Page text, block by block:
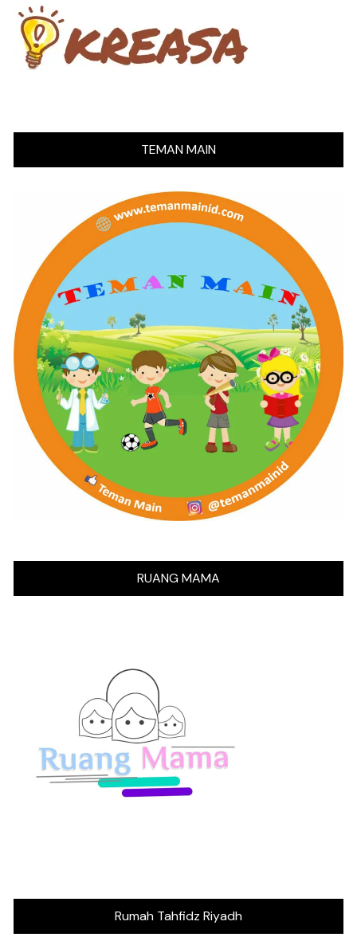
TEMAN MAIN
RUANG MAMA
Rumah Tahfidz Riyadh